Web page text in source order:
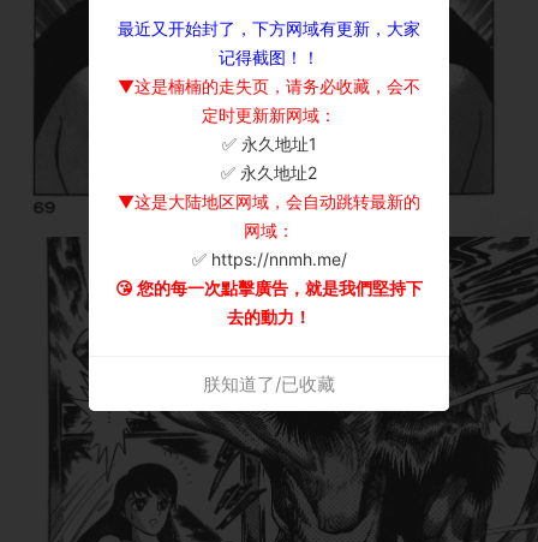
最近又开始封了，下方网域有更新，大家
记得截图！！
▼这是楠楠的走失页，请务必收藏，会不
定时更新新网域：
✅ 永久地址1
✅ 永久地址2
▼这是大陆地区网域，会自动跳转最新的
网域：
✅ https://nnmh.me/
😘 您的每一次點擊廣告，就是我們堅持下
去的動力！
朕知道了/已收藏